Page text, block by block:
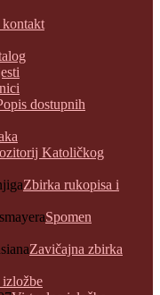
dostupnih
Katoličkog
Zbirka rukopisa i
Spomen
Zavičajna zbirka